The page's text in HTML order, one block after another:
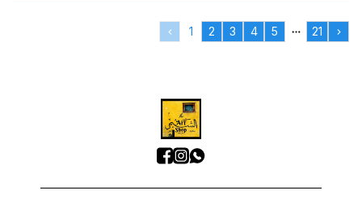
1 2 3 4 5 21